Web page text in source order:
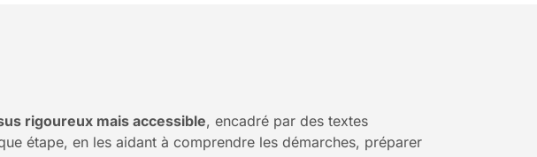
rigoureux mais accessible, encadré par des textes
étape, en les aidant à comprendre les démarches, préparer